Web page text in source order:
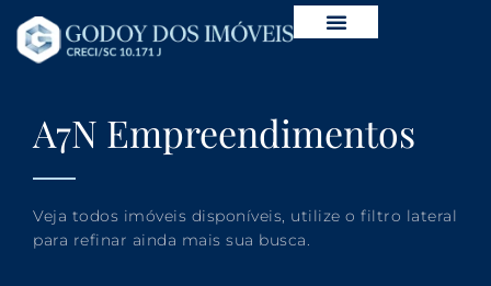
A7N Empreendimentos
Veja todos imóveis disponíveis, utilize o filtro lateral
para refinar ainda mais sua busca.